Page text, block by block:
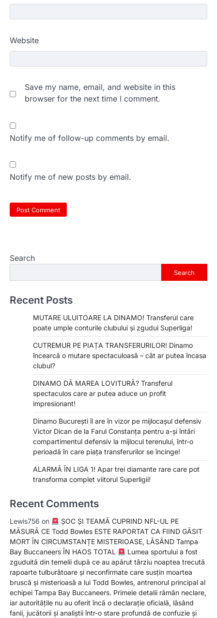
Website
Save my name, email, and website in this
browser for the next time I comment.
Notify me of follow-up comments by email.
Notify me of new posts by email.
Search
Search
Recent Posts
MUTARE ULUITOARE LA DINAMO! Transferul care
poate umple conturile clubului și zgudui Superliga!
CUTREMUR PE PIAȚA TRANSFERURILOR! Dinamo
încearcă o mutare spectaculoasă – cât ar putea încasa
clubul?
DINAMO DĂ MAREA LOVITURĂ? Transferul
spectaculos care ar putea aduce un profit
impresionant!
Dinamo București îl are în vizor pe mijlocașul defensiv
Victor Dican de la Farul Constanța pentru a-și întări
compartimentul defensiv la mijlocul terenului, într-o
perioadă în care piața transferurilor se încinge!
ALARMĂ ÎN LIGA 1! Apar trei diamante rare care pot
transforma complet viitorul Superligii!
Recent Comments
Lewis756 on
ȘOC ȘI TEAMĂ CUPRIND NFL-UL PE
MĂSURĂ CE Todd Bowles ESTE RAPORTAT CA FIIND GĂSIT
MORT ÎN CIRCUMSTANȚE MISTERIOASE, LĂSÂND Tampa
Bay Buccaneers ÎN HAOS TOTAL
Lumea sportului a fost
zguduită din temelii după ce au apărut târziu noaptea trecută
rapoarte tulburătoare și neconfirmate care susțin moartea
bruscă și misterioasă a lui Todd Bowles, antrenorul principal al
echipei Tampa Bay Buccaneers. Primele detalii rămân neclare,
iar autoritățile nu au oferit încă o declarație oficială, lăsând
fanii, jucătorii și analiștii într-o stare profundă de confuzie și